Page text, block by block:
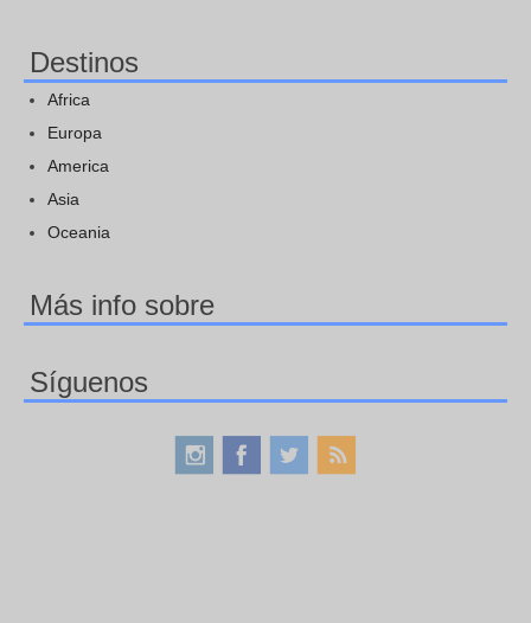
Destinos
Africa
Europa
America
Asia
Oceania
Más info sobre
Síguenos